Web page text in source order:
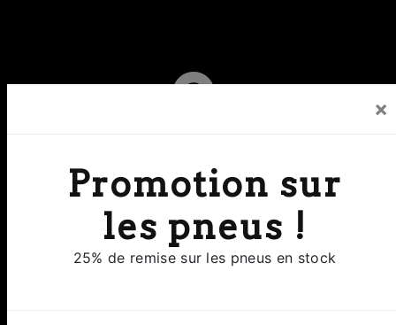
×
Promotion sur
les pneus !
25% de remise sur les pneus en stock
Adresse
8 Rue Clermont de Piles 24000